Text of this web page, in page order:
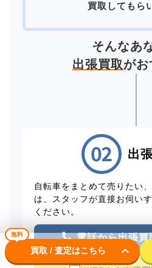
買取してもら
そんなあ
出張買取がお
出
自転車をまとめて売りたい
は、スタッフが直接お伺い
ください。
電話から出張買
無料
買取 / 査定はこちら keyboard_arrow_down